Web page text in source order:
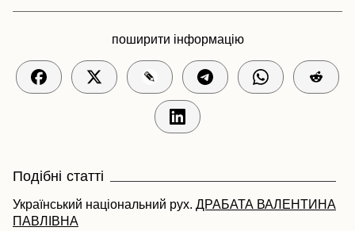
поширити інформацію
Подібні статті
Український національний рух. ДРАБАТА ВАЛЕНТИНА
ПАВЛІВНА